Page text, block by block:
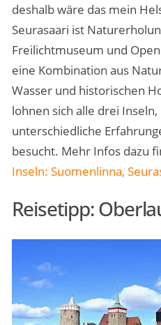
deshalb wäre das mein
Seurasaari ist
Freilichtmuseum und
eine Kombination aus
Wasser und historischen
lohnen sich alle drei
unterschiedliche
besucht. Mehr Infos dazu
Inseln: Suomenlinna,
Reisetipp: